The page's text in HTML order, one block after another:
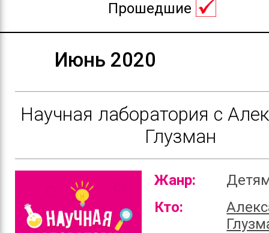
Прошедшие
Июнь 2020
Научная лаборатория с
Глузман
Жанр:
Кто: